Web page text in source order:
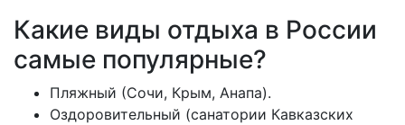
Какие виды отдыха в России
самые популярные?
Пляжный (Сочи, Крым, Анапа).
Оздоровительный (санатории Кавказских